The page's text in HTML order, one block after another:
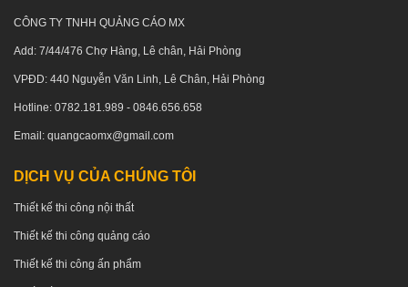
CÔNG TY TNHH QUẢNG CÁO MX
Add: 7/44/476 Chợ Hàng, Lê chân, Hải Phòng
VPĐD: 440 Nguyễn Văn Linh, Lê Chân, Hải Phòng
Hotline: 0782.181.989 - 0846.656.658
Email: quangcaomx@gmail.com
DỊCH VỤ CỦA CHÚNG TÔI
Thiết kế thi công nội thất
Thiết kế thi công quảng cáo
Thiết kế thi công ấn phẩm